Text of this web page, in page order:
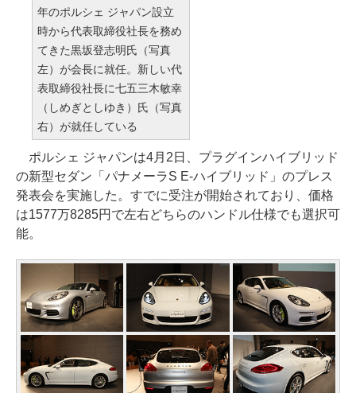
年のポルシェ ジャパン設立
時から代表取締役社長を務め
てきた黒坂登志明氏（写真
左）が会長に就任。新しい代
表取締役社長に七五三木敏幸
（しめぎとしゆき）氏（写真
右）が就任している
ポルシェ ジャパンは4月2日、プラグインハイブリッド
の新型セダン「パナメーラS E-ハイブリッド」のプレス
発表会を実施した。すでに受注が開始されており、価格
は1577万8285円で左右どちらのハンドル仕様でも選択可
能。